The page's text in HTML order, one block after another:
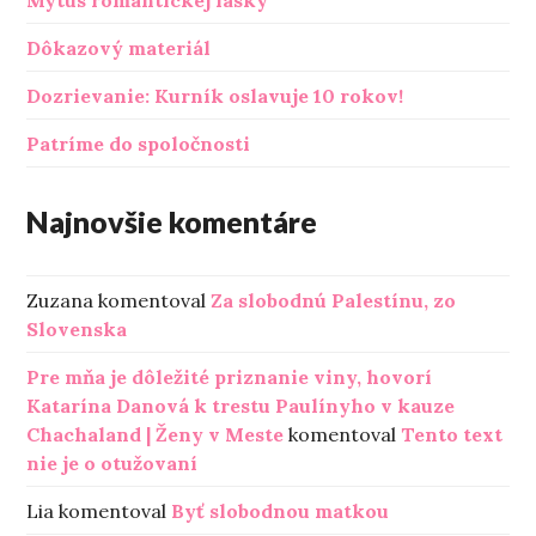
Dôkazový materiál
Dozrievanie: Kurník oslavuje 10 rokov!
Patríme do spoločnosti
Najnovšie komentáre
Zuzana komentoval Za slobodnú Palestínu, zo
Slovenska
Pre mňa je dôležité priznanie viny, hovorí
Katarína Danová k trestu Paulínyho v kauze
Chachaland | Ženy v Meste komentoval Tento text
nie je o otužovaní
Lia komentoval Byť slobodnou matkou